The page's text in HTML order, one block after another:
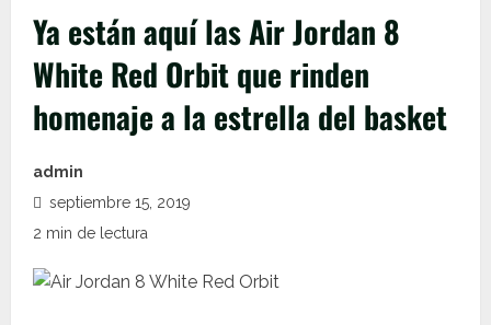
Ya están aquí las Air Jordan 8
White Red Orbit que rinden
homenaje a la estrella del basket
admin
septiembre 15, 2019
2 min de lectura